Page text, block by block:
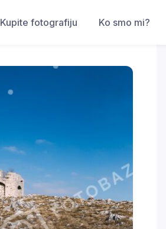
Kupite fotografiju Ko smo mi?